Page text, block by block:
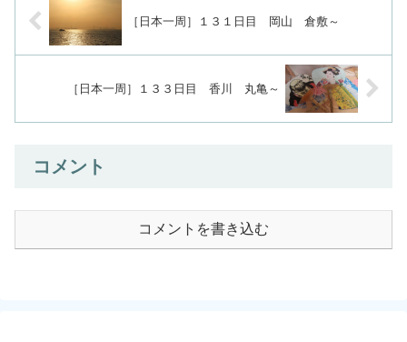
［日本一周］１３１日目 岡山 倉敷～
［日本一周］１３３日目 香川 丸亀～
コメント
コメントを書き込む